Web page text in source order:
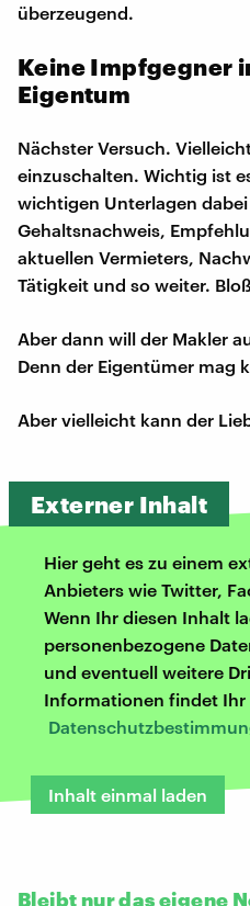
überzeugend.
Keine Impfgegner
Eigentum
Nächster Versuch.
einzuschalten. Wichtig ist
wichtigen Unterlagen
Gehaltsnachweis,
aktuellen Vermieters,
Tätigkeit und so weiter.
Aber dann will der Makler
Denn der Eigentümer mag
Aber vielleicht kann der
Externer Inhalt
Hier geht es zu einem
Anbieters wie Twitter,
Wenn Ihr diesen Inhalt
personenbezogene
und eventuell weitere
Informationen findet Ihr
Inhalt einmal laden
Bleibt nur das eigene